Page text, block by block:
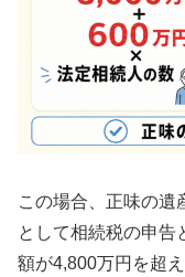
この場合、正味の遺
として相続税の申告
額が4,800万円を超